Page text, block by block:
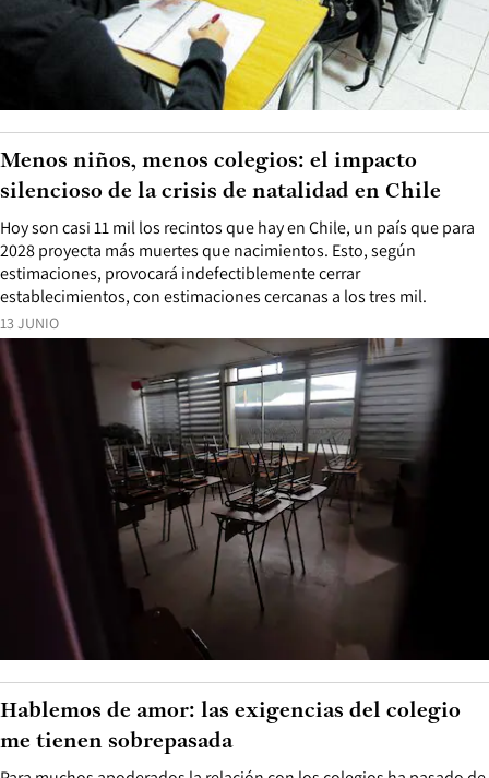
13 JUNIO
Hoy son casi 11 mil los recintos que hay en Chile, un país que para
2028 proyecta más muertes que nacimientos. Esto, según
estimaciones, provocará indefectiblemente cerrar
establecimientos, con estimaciones cercanas a los tres mil.
Menos niños, menos colegios: el impacto
silencioso de la crisis de natalidad en Chile
Hablemos de amor: las exigencias del colegio
me tienen sobrepasada